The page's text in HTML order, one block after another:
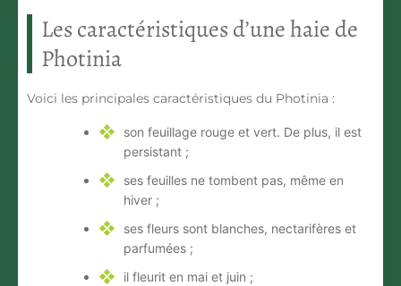
Les caractéristiques d’une haie de
Photinia
Voici les principales caractéristiques du Photinia :
son feuillage rouge et vert. De plus, il est
persistant ;
ses feuilles ne tombent pas, même en
hiver ;
ses fleurs sont blanches, nectarifères et
parfumées ;
il fleurit en mai et juin ;